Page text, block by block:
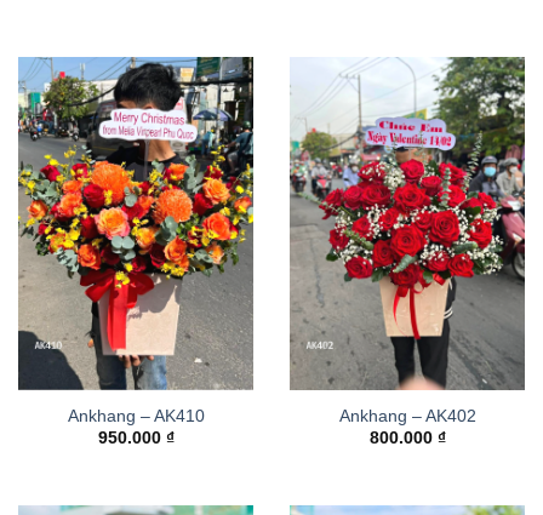
Ankhang – AK410
950.000 ₫
Ankhang – AK402
800.000 ₫